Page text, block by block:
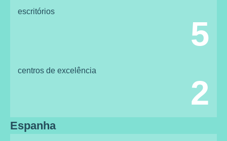
escritórios
5
centros de excelência
2
Espanha